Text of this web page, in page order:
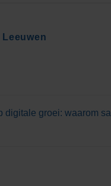
digitale groei: waarom